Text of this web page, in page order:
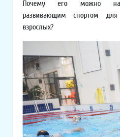
Почему его можно
развивающим спортом
взрослых?